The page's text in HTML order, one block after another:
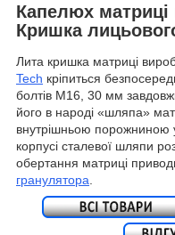
Капелюх
Кришка
Лита кришка матриці
Tech кріпиться
болтів М16, 30 мм
його в народі «шляпа»
внутрішньою порожниною
корпусі сталевої шляпи
обертання матриці
гранулятора.